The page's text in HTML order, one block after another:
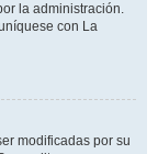
la administración.
con La
modificadas por su